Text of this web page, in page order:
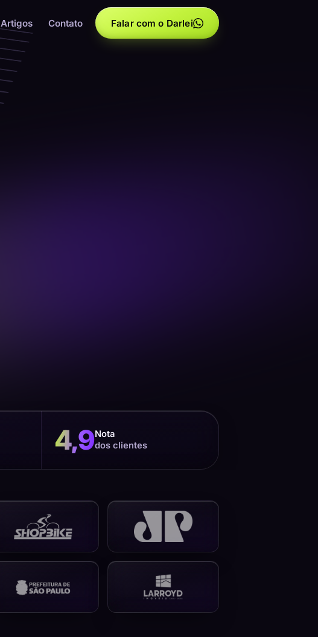
Artigos Contato Falar com o Darlei
4,9Nota
dos clientes